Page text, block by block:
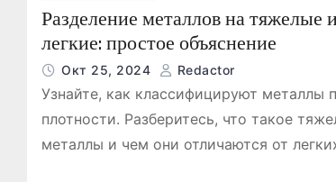
Разделение металлов на тяжелые
легкие: простое объяснение
Окт 25, 2024 Redactor
Узнайте, как классифицируют металлы
плотности. Разберитесь, что такое
металлы и чем они отличаются от